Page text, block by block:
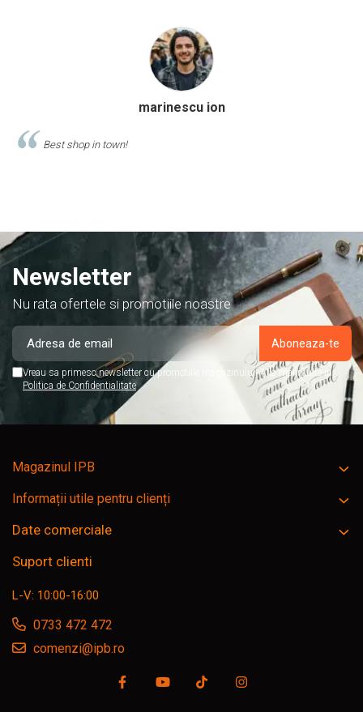
Calinescu Matei
Comand produse de papetarie si birotica de cel putin 10 ani de la
Newsletter
Nu rata ofertele si promotiile noastre
Vreau sa primesc newsletter cu promotiile magazinului. Afla mai multe in
Politica de Confidentialitate
Magazinul IPB
Informații utile pentru clienți
Date comerciale
Suport clienti
L-V: 10:00-16:00
0733 472 472
comenzi@ipb.ro